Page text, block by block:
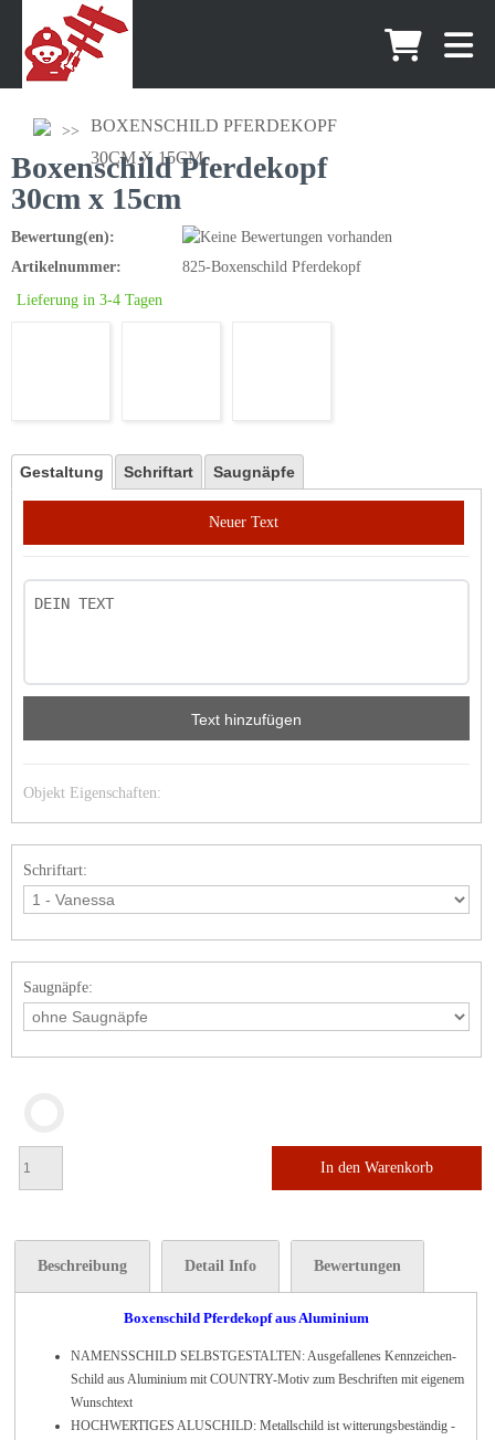
BOXENSCHILD PFERDEKOPF
30CM X 15CM
Boxenschild Pferdekopf
30cm x 15cm
Bewertung(en):
Artikelnummer:
825-Boxenschild Pferdekopf
Lieferung in 3-4 Tagen
Gestaltung Schriftart Saugnäpfe
Neuer Text
Text hinzufügen
Objekt Eigenschaften:
Schriftart:
Saugnäpfe:
In den Warenkorb
Beschreibung Detail Info Bewertungen
Boxenschild Pferdekopf aus Aluminium
NAMENSSCHILD SELBSTGESTALTEN: Ausgefallenes Kennzeichen-
Schild aus Aluminium mit COUNTRY-Motiv zum Beschriften mit eigenem
Wunschtext
HOCHWERTIGES ALUSCHILD: Metallschild ist witterungsbeständig -